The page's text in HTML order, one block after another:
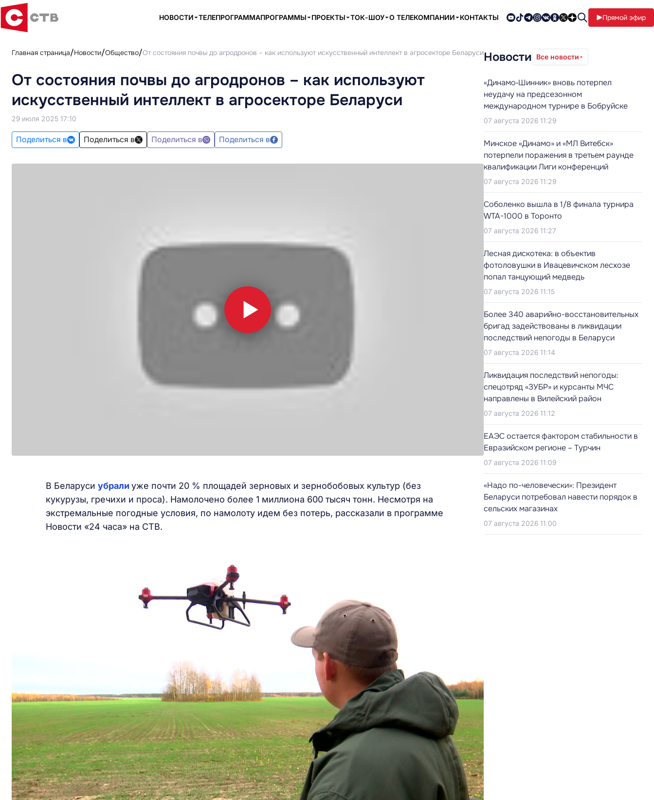
НОВОСТИ ТЕЛЕПРОГРАММАПРОГРАММЫ ПРОЕКТЫ ТОК-ШОУ О ТЕЛЕКОМПАНИИ КОНТАКТЫ Прямой эфир
Главная страница Новости Общество От состояния почвы до агродронов – как используют искусственный интеллект в агросекторе Беларуси
От состояния почвы до агродронов – как используют
искусственный интеллект в агросекторе Беларуси
29 июля 2025 17:10
Поделиться в Поделиться в Поделиться в Поделиться в
В Беларуси убрали уже почти 20 % площадей зерновых и зернобобовых культур (без
кукурузы, гречихи и проса). Намолочено более 1 миллиона 600 тысяч тонн. Несмотря на
экстремальные погодные условия, по намолоту идем без потерь, рассказали в программе
Новости «24 часа» на СТВ.
Новости Все новости
«Динамо‑Шинник» вновь потерпел
неудачу на предсезонном
международном турнире в Бобруйске
07 августа 2026 11:29
Минское «Динамо» и «МЛ Витебск»
потерпели поражения в третьем раунде
квалификации Лиги конференций
07 августа 2026 11:29
Соболенко вышла в 1/8 финала турнира
WTA-1000 в Торонто
07 августа 2026 11:27
Лесная дискотека: в объектив
фотоловушки в Ивацевичском лесхозе
попал танцующий медведь
07 августа 2026 11:15
Более 340 аварийно-восстановительных
бригад задействованы в ликвидации
последствий непогоды в Беларуси
07 августа 2026 11:14
Ликвидация последствий непогоды:
спецотряд «ЗУБР» и курсанты МЧС
направлены в Вилейский район
07 августа 2026 11:12
ЕАЭС остается фактором стабильности в
Евразийском регионе – Турчин
07 августа 2026 11:09
«Надо по-человечески»: Президент
Беларуси потребовал навести порядок в
сельских магазинах
07 августа 2026 11:00